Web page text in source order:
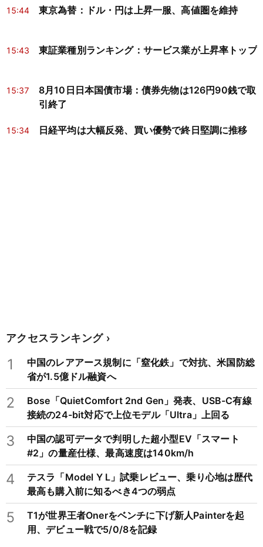
15:44 東京為替：ドル・円は上昇一服、高値圏を維持
15:43 東証業種別ランキング：サービス業が上昇率トップ
15:37
8月10日日本国債市場：債券先物は126円90銭で取
引終了
15:34 日経平均は大幅反発、買い優勢で終日堅調に推移
アクセスランキング
1
中国のレアアース規制に「窒化鉄」で対抗、米国防総
省が1.5億ドル融資へ
2
Bose「QuietComfort 2nd Gen」発表、USB-C有線
接続の24-bit対応で上位モデル「Ultra」上回る
3
中国の認可データで判明した超小型EV「スマート
#2」の量産仕様、最高速度は140km/h
4
テスラ「Model Y L」試乗レビュー、乗り心地は歴代
最高も購入前に知るべき4つの弱点
5
T1が世界王者Onerをベンチに下げ新人Painterを起
用、デビュー戦で5/0/8を記録